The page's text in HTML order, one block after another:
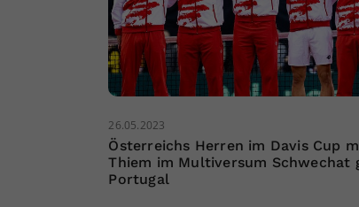
26.05.2023
Österreichs Herren im Davis Cup
Thiem im Multiversum Schwechat
Portugal